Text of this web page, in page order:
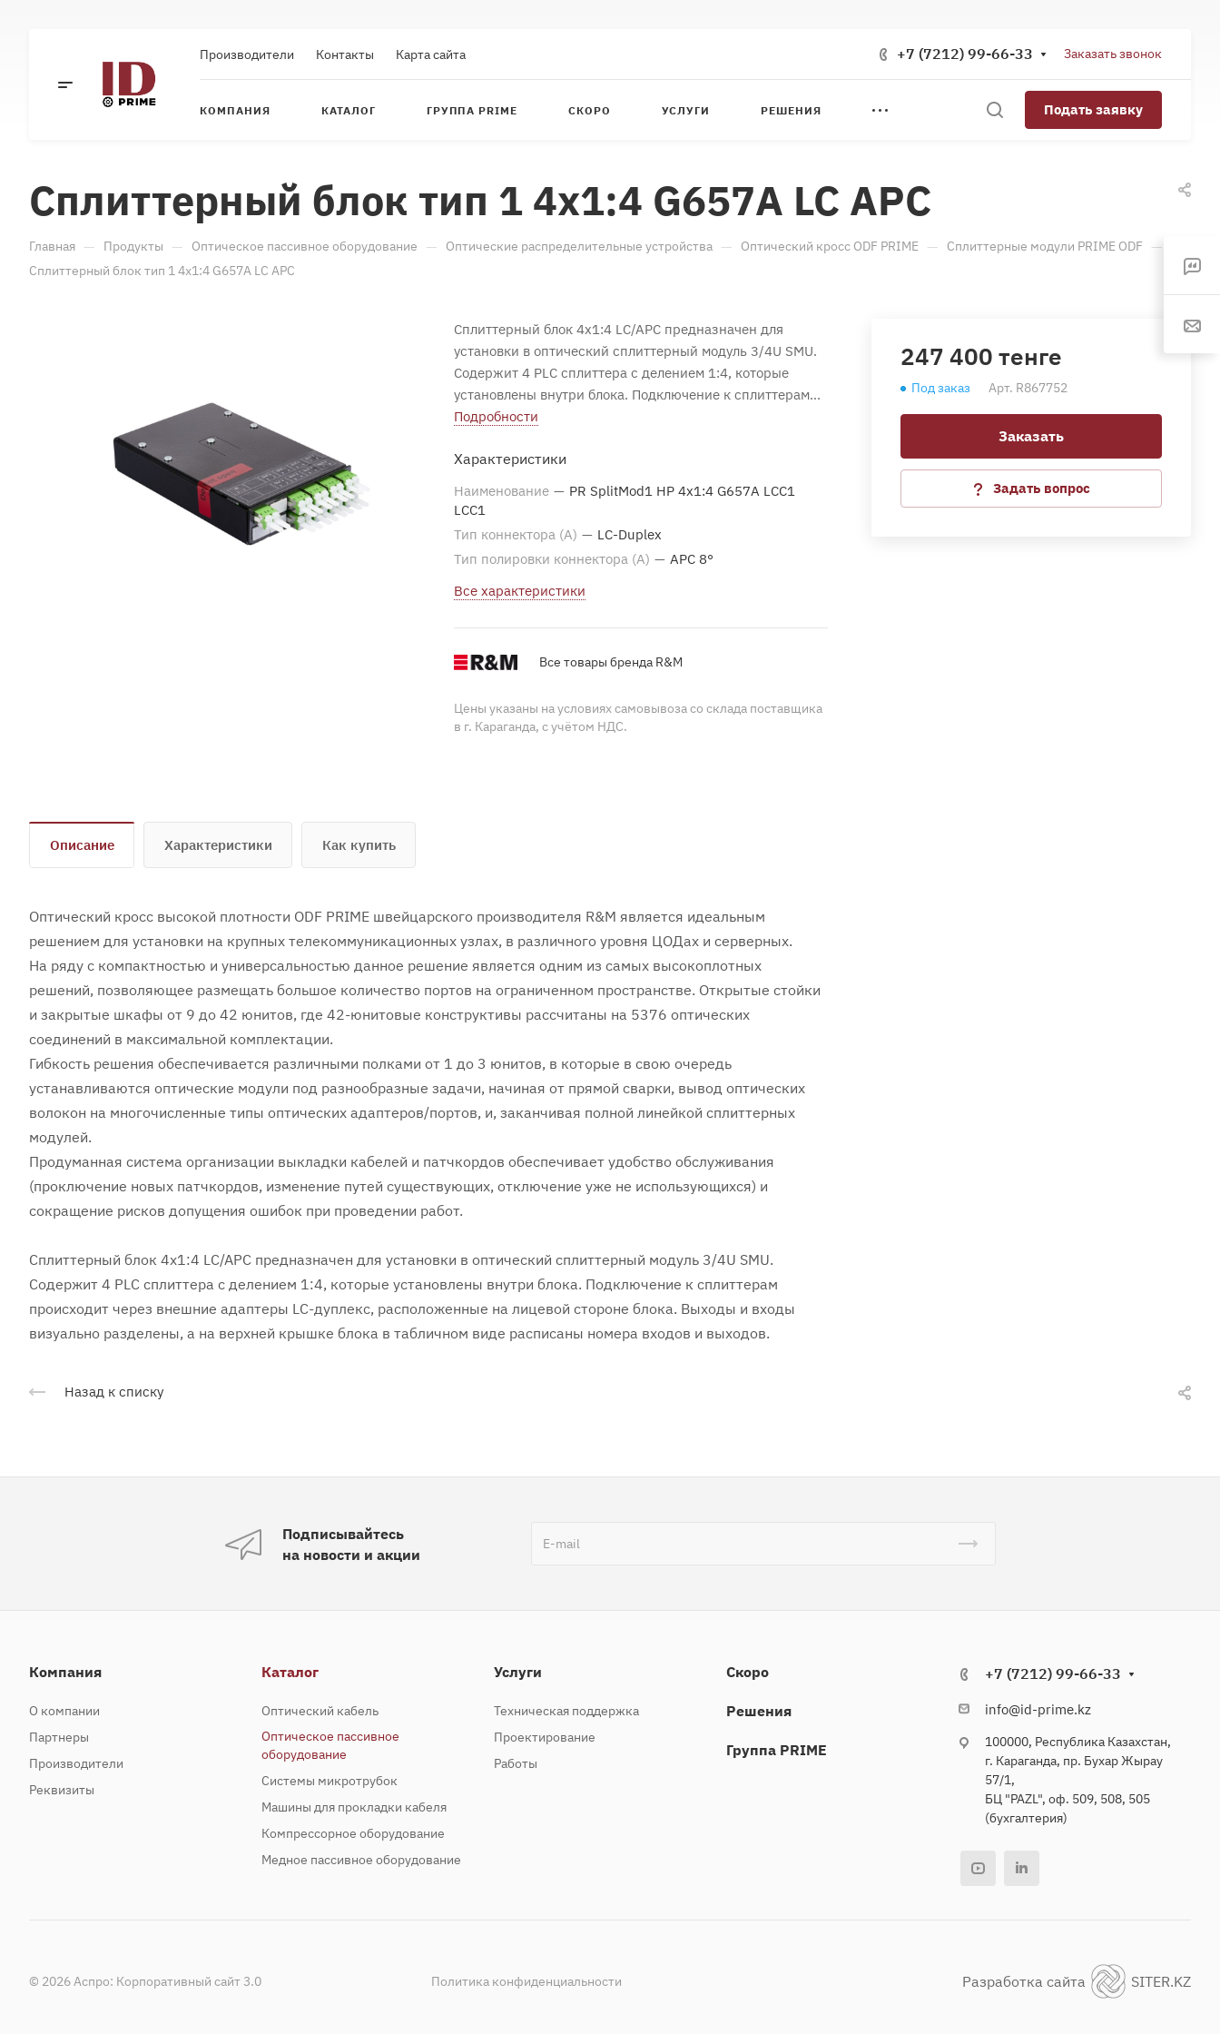
Производители Контакты Карта сайта +7 (7212) 99-66-33 Заказать звонок
КОМПАНИЯ КАТАЛОГ ГРУППА PRIME СКОРО УСЛУГИ РЕШЕНИЯ Подать заявку
Cплиттерный блок тип 1 4x1:4 G657A LC APC
Главная — Продукты — Оптическое пассивное оборудование — Оптические распределительные устройства — Оптический кросс ODF PRIME — Сплиттерные модули PRIME ODF —
Cплиттерный блок тип 1 4x1:4 G657A LC APC
247 400 тенге
Под заказ Арт. R867752
Заказать
Задать вопрос
Сплиттерный блок 4x1:4 LC/APC предназначен для
установки в оптический сплиттерный модуль 3/4U SMU.
Содержит 4 PLC сплиттера с делением 1:4, которые
установлены внутри блока. Подключение к сплиттерам
происходит через внешние адаптеры LC-дуплекс,
входы визуально разделены, а на верхней крышке блока
в табличном виде расписаны номера входов и выходов.
Подробности
Характеристики
Наименование — PR SplitMod1 HP 4x1:4 G657A LCC1
LCC1
Тип коннектора (A) — LC-Duplex
Тип полировки коннектора (A) — APC 8°
Все характеристики
Все товары бренда R&M
Цены указаны на условиях самовывоза со склада поставщика
в г. Караганда, с учётом НДС.
Описание Характеристики Как купить
Оптический кросс высокой плотности ODF PRIME швейцарского производителя R&M является идеальным
решением для установки на крупных телекоммуникационных узлах, в различного уровня ЦОДах и серверных.
На ряду с компактностью и универсальностью данное решение является одним из самых высокоплотных
решений, позволяющее размещать большое количество портов на ограниченном пространстве. Открытые стойки
и закрытые шкафы от 9 до 42 юнитов, где 42-юнитовые конструктивы рассчитаны на 5376 оптических
соединений в максимальной комплектации.
Гибкость решения обеспечивается различными полками от 1 до 3 юнитов, в которые в свою очередь
устанавливаются оптические модули под разнообразные задачи, начиная от прямой сварки, вывод оптических
волокон на многочисленные типы оптических адаптеров/портов, и, заканчивая полной линейкой сплиттерных
модулей.
Продуманная система организации выкладки кабелей и патчкордов обеспечивает удобство обслуживания
(проключение новых патчкордов, изменение путей существующих, отключение уже не использующихся) и
сокращение рисков допущения ошибок при проведении работ.
Сплиттерный блок 4x1:4 LC/APC предназначен для установки в оптический сплиттерный модуль 3/4U SMU.
Содержит 4 PLC сплиттера с делением 1:4, которые установлены внутри блока. Подключение к сплиттерам
происходит через внешние адаптеры LC-дуплекс, расположенные на лицевой стороне блока. Выходы и входы
визуально разделены, а на верхней крышке блока в табличном виде расписаны номера входов и выходов.
Назад к списку
Подписывайтесь
на новости и акции
Компания
О компании
Партнеры
Производители
Реквизиты
Каталог
Оптический кабель
Оптическое пассивное
оборудование
Системы микротрубок
Машины для прокладки кабеля
Компрессорное оборудование
Медное пассивное оборудование
Услуги
Техническая поддержка
Проектирование
Работы
Скоро
Решения
Группа PRIME
+7 (7212) 99-66-33
info@id-prime.kz
100000, Республика Казахстан,
г. Караганда, пр. Бухар Жырау
57/1,
БЦ "PAZL", оф. 509, 508, 505
(бухгалтерия)
© 2026 Аспро: Корпоративный сайт 3.0 Политика конфиденциальности Разработка сайта SITER.KZ